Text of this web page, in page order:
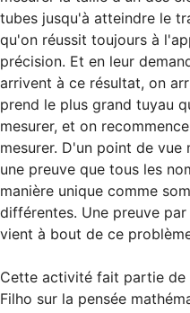
tubes jusqu'à atteindre le
qu'on réussit toujours à
précision. Et en leur
arrivent à ce résultat, on
prend le plus grand tuyau
mesurer, et on
mesurer. D'un point de vue
une preuve que tous les
manière unique comme
différentes. Une preuve
vient à bout de ce
Cette activité fait partie de
Filho sur la pensée